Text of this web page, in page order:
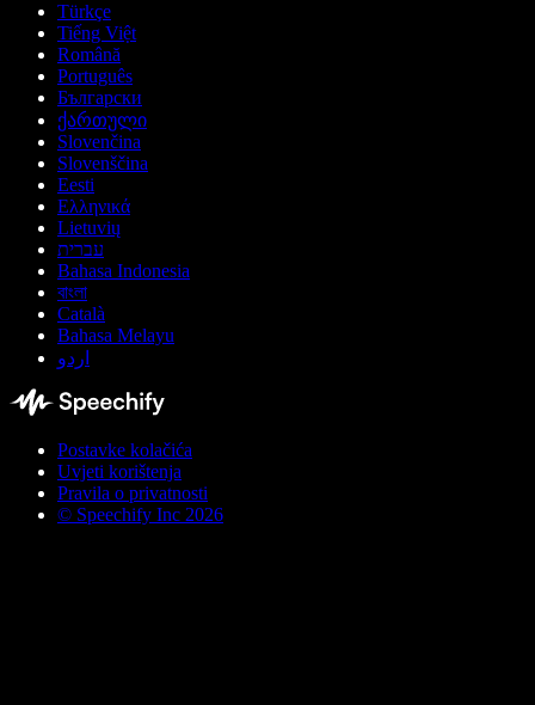
Türkçe
Tiếng Việt
Română
Português
Български
ქართული
Slovenčina
Slovenščina
Eesti
Ελληνικά
Lietuvių
עברית
Bahasa Indonesia
বাংলা
Català
Bahasa Melayu
اردو
Postavke kolačića
Uvjeti korištenja
Pravila o privatnosti
© Speechify Inc 2026